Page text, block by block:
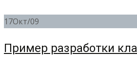
17Окт/09
Пример разработки